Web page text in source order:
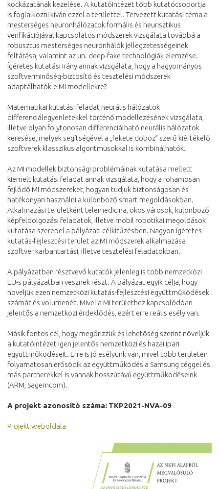
kockázatának kezelése. A kutatóintézet több kutatócsoportja
is foglalkozni kíván ezzel a területtel. Tervezett kutatási téma a
mesterséges neuronhálózatok formális és heurisztikus
verifikációjával kapcsolatos módszerek vizsgálata továbbá a
robusztus mesterséges neuronhálók jellegzetességeinek
feltárása, valamint az un. deep-fake technológiák elemzése.
Ígéretes kutatási irány annak vizsgálata, hogy a hagyományos
szoftverminőség-biztosító és tesztelési módszerek
adaptálhatók-e MI modellekre?
Matematikai kutatási feladat neurális hálózatok
differenciálegyenletekkel történő modellezésének vizsgálata,
illetve olyan folytonosan differenciálható neurális hálózatok
keresése, melyek segítségével a „fekete doboz” szerű kiértékelő
szoftverek klasszikus algoritmusokkal is kombinálhatók.
Az MI modellek biztonsági problémáinak kutatása mellett
kiemelt kutatási feladat annak vizsgálata, hogy a rohamosan
fejlődő MI módszereket, hogyan tudjuk biztonságosan és
hatékonyan használni a különböző smart megoldásokban.
Alkalmazási területként telemedicina, okos városok, különböző
képfeldolgozási feladatok, illetve mobil robotikai megoldások
kutatása szerepel a pályázati célkitűzésben. Nagyon ígéretes
kutatás-fejlesztési terület az MI módszerek alkalmazása
szoftver karbantartási, illetve tesztelési feladatokban.
A pályázatban résztvevő kutatók jelenleg is több nemzetközi
EU-s pályázatban vesznek részt. A pályázat egyik célja, hogy
növeljük ezen nemzetközi kutatás-fejlesztési együttműködések
számát és volumenét. Mivel a MI területhez kapcsolódóan
jelentős a nemzetközi érdeklődés, ezért erre reális esély van.
Másik fontos cél, hogy megőrizzük és lehetőség szerint növeljük
a kutatóintézet igen jelentős nemzetközi és hazai ipari
együttműködéseit. Erre is jó esélyünk van, mivel több területen
folyamatosan erősödik az együttműködés a Samsung céggel és
más partnerekkel is vannak hosszútávú együttműködéseink
(ARM, Sagemcom).
A projekt azonosító száma: TKP2021-NVA-09
Projekt weboldala